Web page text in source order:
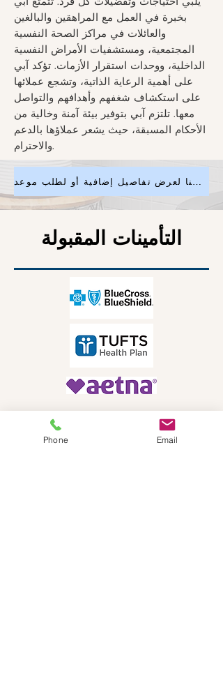
يلبي احتياجات وتفضيلات كل فرد. تتمتع آبي
بخبرة في العمل مع المراهقين والبالغين
والعائلات في مراكز الصحة النفسية
المجتمعية، ومستشفيات الأمراض النفسية
الداخلية، ووحدات استقرار الأزمات. تؤكد آبي
على أهمية الرعاية الذاتية، وتشجع عملائها
على استكشاف شغفهم وأهدافهم والتواصل
معها. تلتزم آبي بتوفير بيئة آمنة وخالية من
الأحكام المسبقة، حيث يشعر عملاؤها بالدعم
والاحترام.
التأمينات المقبولة
Phone Email